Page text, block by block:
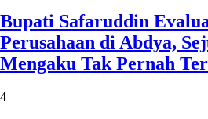
Bupati Safaruddin
Perusahaan di Abdya,
Mengaku Tak Pernah
4